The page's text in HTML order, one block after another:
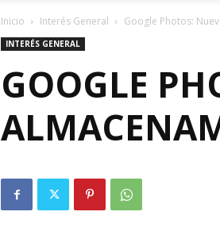
Inicio Interés General Google Photos:
INTERÉS GENERAL
GOOGLE